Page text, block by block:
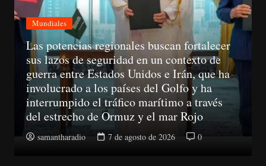
buscan fortalecer
en un contexto de
Unidos e Irán, que ha
países del Golfo y ha
tráfico marítimo a través
Ormuz y el mar Rojo
7 de agosto de 2026 0
Mundiales
A partir del 11
no podrán
obtenido su
samantharadio